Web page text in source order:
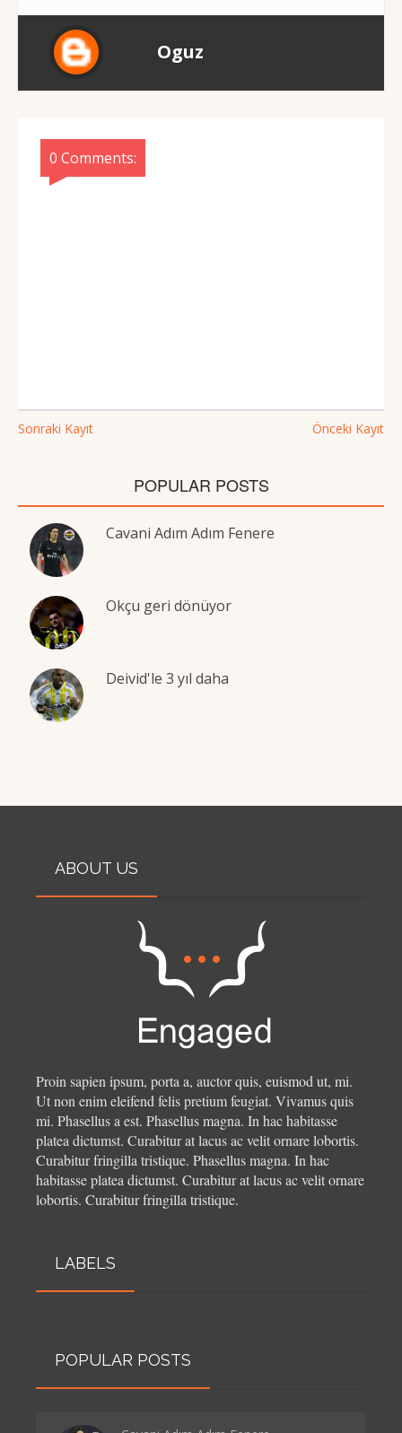
Oguz
0 Comments:
Sonraki Kayıt Önceki Kayıt
POPULAR POSTS
Cavani Adım Adım Fenere
Okçu geri dönüyor
Deivid'le 3 yıl daha
ABOUT US
Proin sapien ipsum, porta a, auctor quis, euismod ut, mi.
Ut non enim eleifend felis pretium feugiat. Vivamus quis
mi. Phasellus a est. Phasellus magna. In hac habitasse
platea dictumst. Curabitur at lacus ac velit ornare lobortis.
Curabitur fringilla tristique. Phasellus magna. In hac
habitasse platea dictumst. Curabitur at lacus ac velit ornare
lobortis. Curabitur fringilla tristique.
LABELS
POPULAR POSTS